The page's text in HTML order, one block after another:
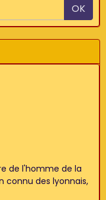
OK
de l'homme de la
des lyonnais,